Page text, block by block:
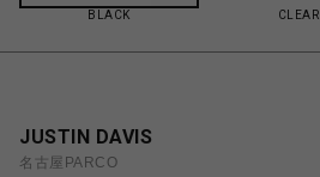
BLACK CLEAR
JUSTIN DAVIS
名古屋PARCO